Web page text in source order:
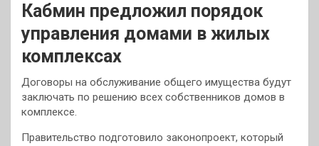
Кабмин предложил порядок
управления домами в жилых
комплексах
Договоры на обслуживание общего имущества будут
заключать по решению всех собственников домов в
комплексе.
Правительство подготовило законопроект, который